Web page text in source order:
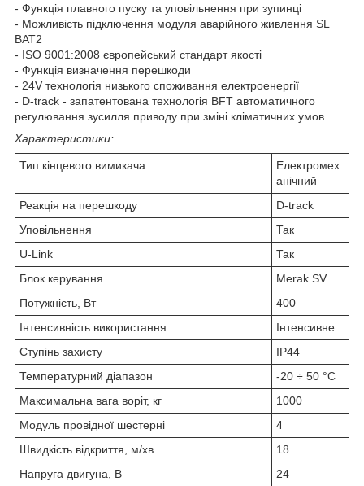
- Функція плавного пуску та уповільнення при зупинці
- Можливість підключення модуля аварійного живлення SL
BAT2
- ISO 9001:2008 європейський стандарт якості
- Функція визначення перешкоди
- 24V технологія низького споживання електроенергії
- D-track - запатентована технологія BFT автоматичного
регулювання зусилля приводу при зміні кліматичних умов.
Характеристики:
Тип кінцевого вимикача
Електромех
анічний
Реакція на перешкоду
D-track
Уповільнення
Так
U-Link
Так
Блок керування
Merak SV
Потужність, Вт
400
Інтенсивність використання
Інтенсивне
Ступінь захисту
IP44
Температурний діапазон
-20 ÷ 50 °C
Максимальна вага воріт, кг
1000
Модуль провідної шестерні
4
Швидкість відкриття, м/хв
18
Напруга двигуна, В
24